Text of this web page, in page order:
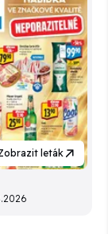
leták